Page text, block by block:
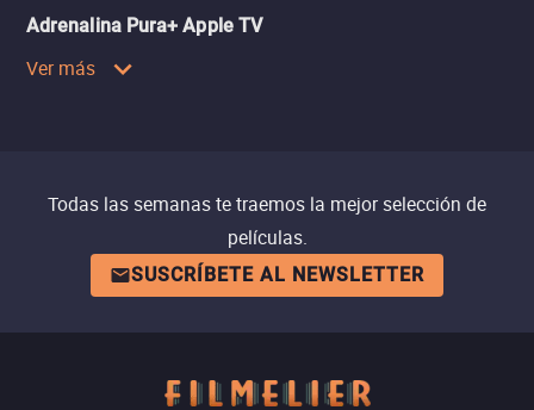
Adrenalina Pura+ Apple TV
Ver más
Todas las semanas te traemos la mejor selección de
películas.
SUSCRÍBETE AL NEWSLETTER